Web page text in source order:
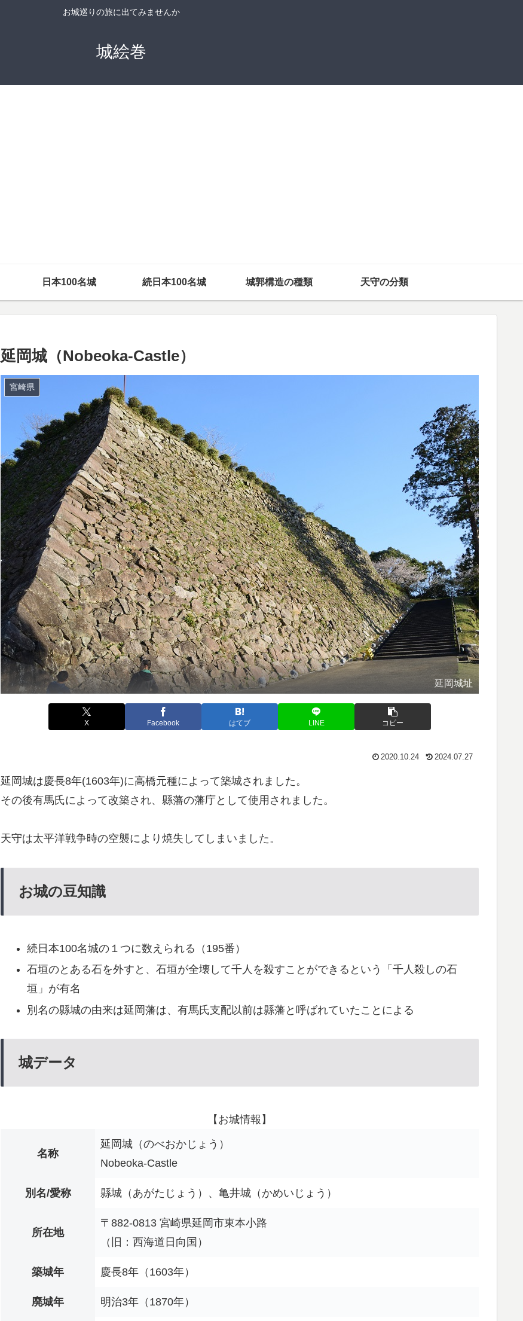
お城巡りの旅に出てみませんか
城絵巻
日本100名城 続日本100名城 城郭構造の種類 天守の分類
延岡城（Nobeoka-Castle）
宮崎県
延岡城址
X Facebook はてブ LINE コピー
2020.10.24 2024.07.27
延岡城は慶長8年(1603年)に高橋元種によって築城されました。
その後有馬氏によって改築され、縣藩の藩庁として使用されました。
天守は太平洋戦争時の空襲により焼失してしまいました。
お城の豆知識
続日本100名城の１つに数えられる（195番）
石垣のとある石を外すと、石垣が全壊して千人を殺すことができるという「千人殺しの石
垣」が有名
別名の縣城の由来は延岡藩は、有馬氏支配以前は縣藩と呼ばれていたことによる
城データ
【お城情報】
名称
延岡城（のべおかじょう）
Nobeoka-Castle
別名/愛称 縣城（あがたじょう）、亀井城（かめいじょう）
所在地
〒882-0813 宮崎県延岡市東本小路
（旧：西海道日向国）
築城年 慶長8年（1603年）
廃城年 明治3年（1870年）